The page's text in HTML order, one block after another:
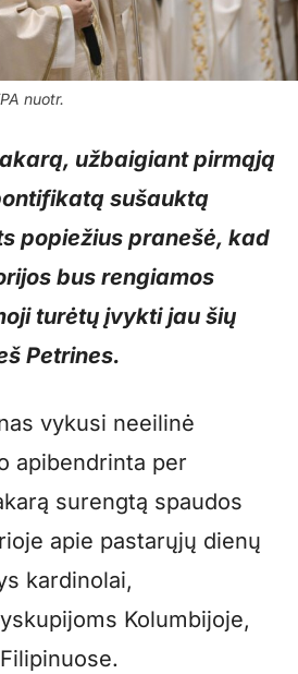
nuotr.
užbaigiant pirmąją
sušauktą
popiežius pranešė, kad
bus rengiamos
turėtų įvykti jau šių
Petrines.
vykusi neeilinė
apibendrinta per
surengtą spaudos
apie pastarųjų dienų
kardinolai,
Kolumbijoje,